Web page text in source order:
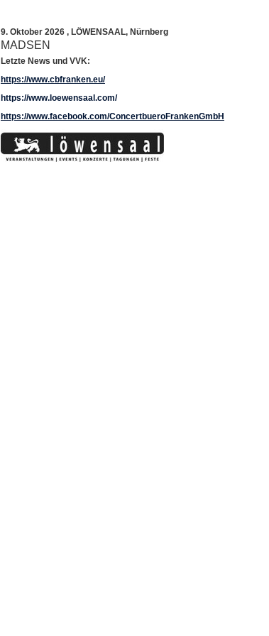
9. Oktober 2026 , LÖWENSAAL, Nürnberg
MADSEN
Letzte News und VVK:
https://www.cbfranken.eu/
https://www.loewensaal.com/
https://www.facebook.com/ConcertbueroFrankenGmbH